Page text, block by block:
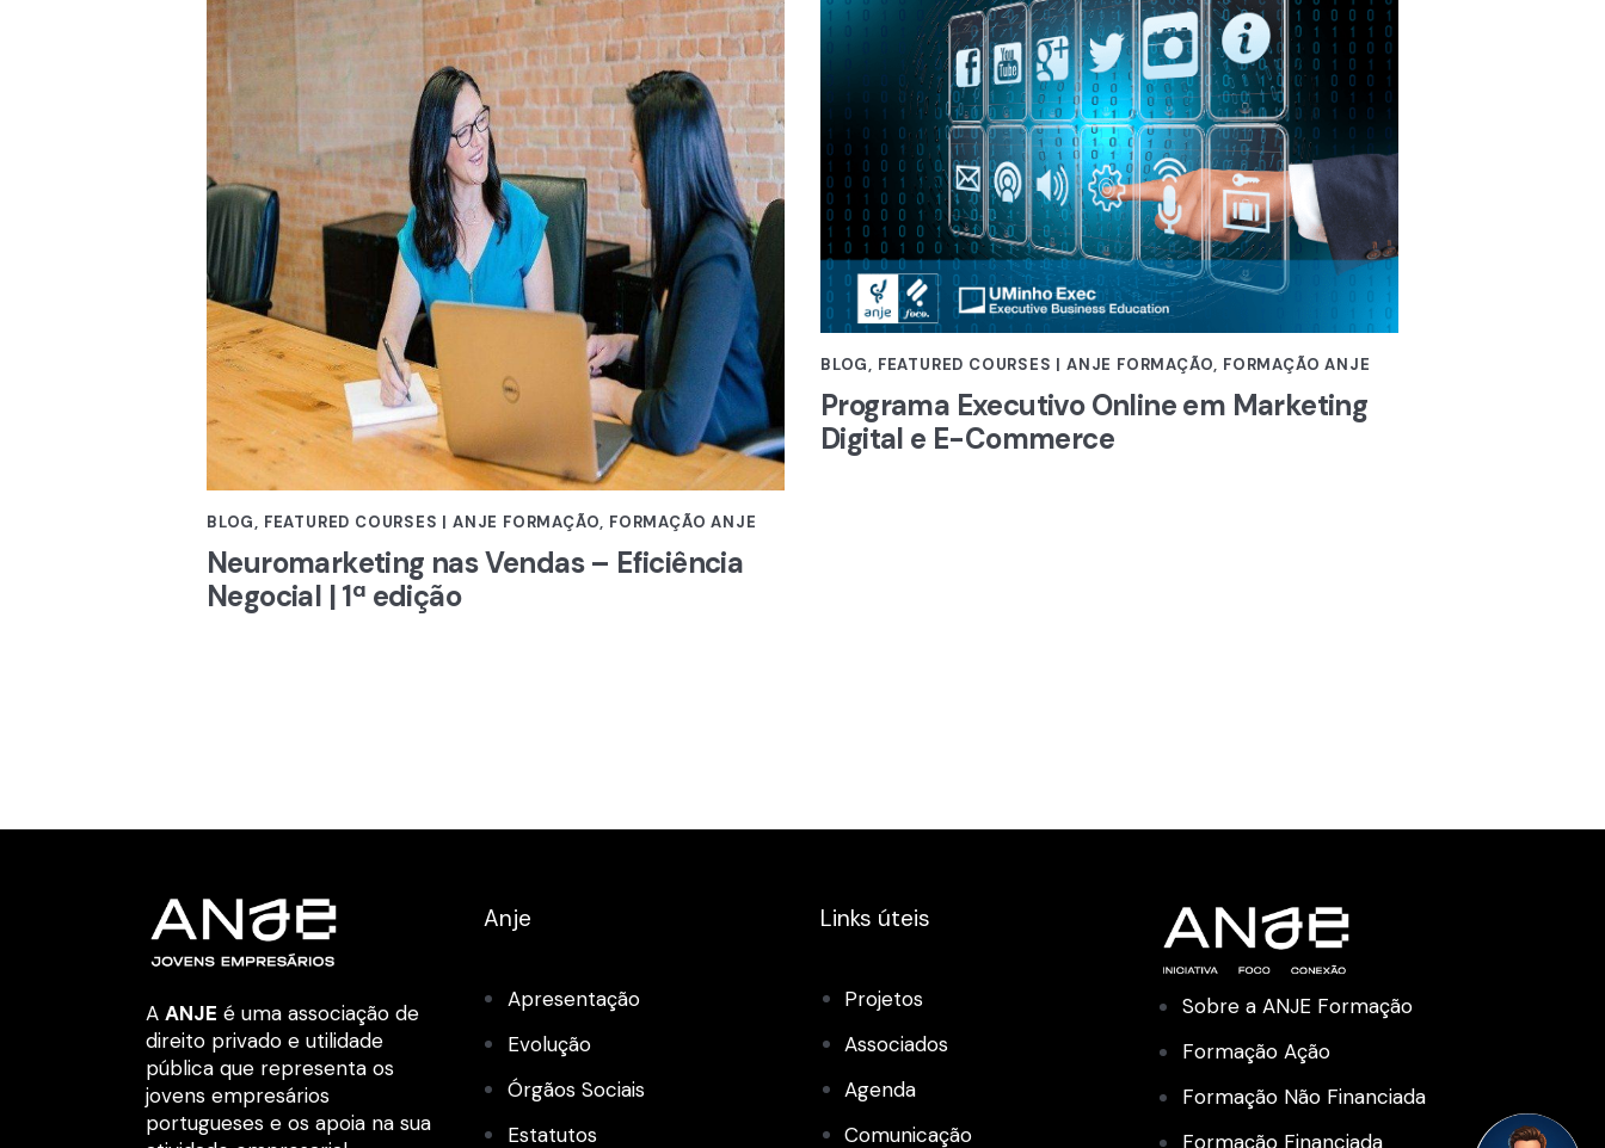
BLOG, FEATURED COURSES | ANJE FORMAÇÃO, FORMAÇÃO ANJE
Neuromarketing nas Vendas – Eficiência
Negocial | 1ª edição
BLOG, FEATURED COURSES | ANJE FORMAÇÃO, FORMAÇÃO ANJE
Programa Executivo Online em Marketing
Digital e E-Commerce
A ANJE é uma associação de
direito privado e utilidade
pública que representa os
jovens empresários
portugueses e os apoia na sua
Anje
Apresentação
Evolução
Órgãos Sociais
Estatutos
Links úteis
Projetos
Associados
Agenda
Comunicação
Sobre a ANJE Formação
Formação Ação
Formação Não Financiada
Formação Financiada